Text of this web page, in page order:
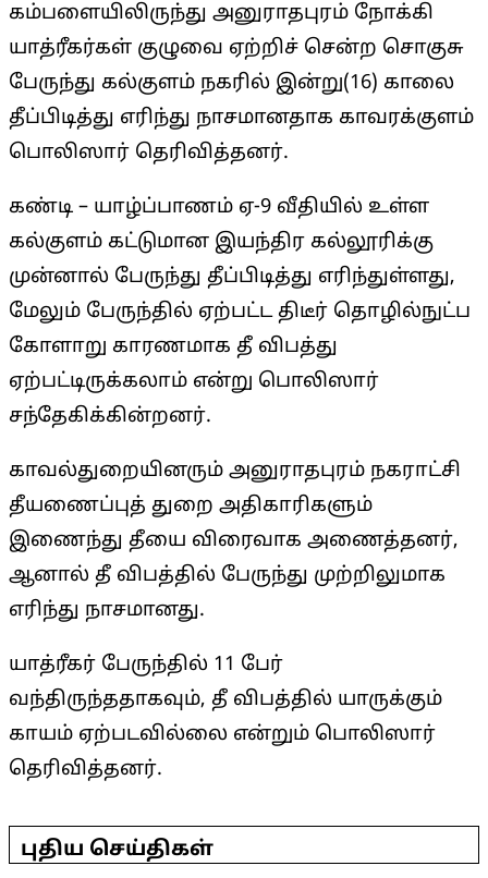
கம்பளையிலிருந்து அனுராதபுரம் நோக்கி
யாத்ரீகர்கள் குழுவை ஏற்றிச் சென்ற சொகுசு
பேருந்து கல்குளம் நகரில் இன்று(16) காலை
தீப்பிடித்து எரிந்து நாசமானதாக காவரக்குளம்
பொலிஸார் தெரிவித்தனர்.
கண்டி – யாழ்ப்பாணம் ஏ-9 வீதியில் உள்ள
கல்குளம் கட்டுமான இயந்திர கல்லூரிக்கு
முன்னால் பேருந்து தீப்பிடித்து எரிந்துள்ளது,
மேலும் பேருந்தில் ஏற்பட்ட திடீர் தொழில்நுட்ப
கோளாறு காரணமாக தீ விபத்து
ஏற்பட்டிருக்கலாம் என்று பொலிஸார்
சந்தேகிக்கின்றனர்.
காவல்துறையினரும் அனுராதபுரம் நகராட்சி
தீயணைப்புத் துறை அதிகாரிகளும்
இணைந்து தீயை விரைவாக அணைத்தனர்,
ஆனால் தீ விபத்தில் பேருந்து முற்றிலுமாக
எரிந்து நாசமானது.
யாத்ரீகர் பேருந்தில் 11 பேர்
வந்திருந்ததாகவும், தீ விபத்தில் யாருக்கும்
காயம் ஏற்படவில்லை என்றும் பொலிஸார்
தெரிவித்தனர்.
11-
16புதிய செய்திகள்